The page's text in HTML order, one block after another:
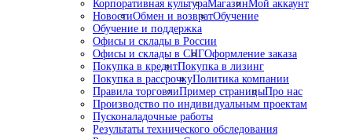
Корпоративная культураМагазинМой аккаунт
НовостиОбмен и возвратОбучение
Обучение и поддержка
Офисы и склады в России
Офисы и склады в СНГОформление заказа
Покупка в кредитПокупка в лизинг
Покупка в рассрочкуПолитика компании
Правила торговлиПример страницыПро нас
Производство по индивидуальным проектам
Пусконаладочные работы
Результаты технического обследования